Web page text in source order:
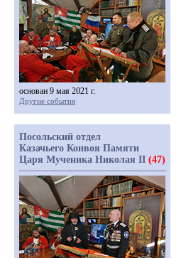
основан 9 мая 2021 г.
Другие события
Посольский отдел
Казачьего Конвоя Памяти
Царя Мученика Николая II (47)